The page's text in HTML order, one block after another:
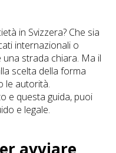
in Svizzera? Che sia
internazionali o
strada chiara. Ma il
scelta della forma
le autorità.
e questa guida, puoi
e legale.